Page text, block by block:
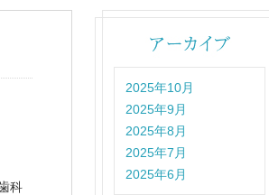
科
2025年10月
2025年9月
2025年8月
2025年7月
2025年6月